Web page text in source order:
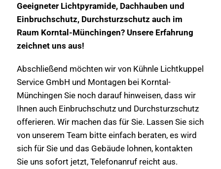
Geeigneter Lichtpyramide, Dachhauben und
Einbruchschutz, Durchsturzschutz auch im
Raum Korntal-Münchingen? Unsere Erfahrung
zeichnet uns aus!
Abschließend möchten wir von Kühnle Lichtkuppel
Service GmbH und Montagen bei Korntal-
Münchingen Sie noch darauf hinweisen, dass wir
Ihnen auch Einbruchschutz und Durchsturzschutz
offerieren. Wir machen das für Sie. Lassen Sie sich
von unserem Team bitte einfach beraten, es wird
sich für Sie und das Gebäude lohnen, kontakten
Sie uns sofort jetzt, Telefonanruf reicht aus.